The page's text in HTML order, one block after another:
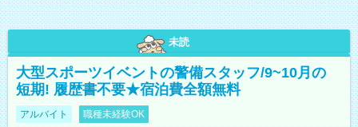
未読
大型スポーツイベントの警備スタッフ/9~10月の
短期! 履歴書不要★宿泊費全額無料
アルバイト 職種未経験OK